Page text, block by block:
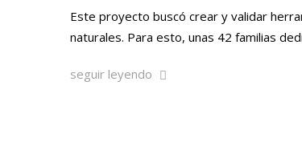
Este proyecto buscó crear y validar
naturales. Para esto, unas 42 familias
seguir leyendo